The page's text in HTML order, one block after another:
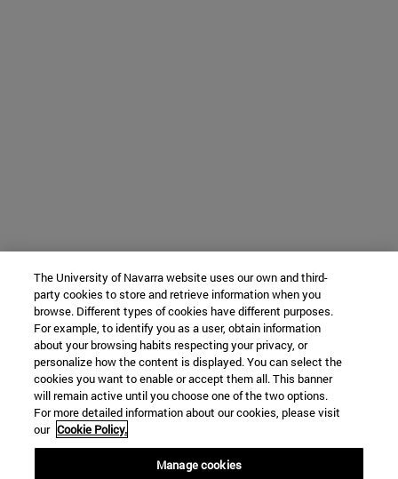
The University of Navarra website uses our own and third-
party cookies to store and retrieve information when you
browse. Different types of cookies have different purposes.
For example, to identify you as a user, obtain information
about your browsing habits respecting your privacy, or
personalize how the content is displayed. You can select the
cookies you want to enable or accept them all. This banner
will remain active until you choose one of the two options.
For more detailed information about our cookies, please visit
our Cookie Policy.
Manage cookies